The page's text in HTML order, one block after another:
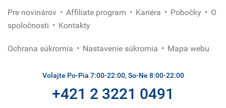
Pre novinárov Affiliate program Kariéra Pobočky
O
spoločnosti
Kontakty
Ochrana súkromia Nastavenie súkromia Mapa webu
Volajte Po-Pia 7:00-22:00, So-Ne 8:00-22:00
+421 2 3221 0491